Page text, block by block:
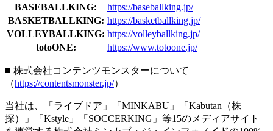
BASEBALLKING:
https://baseballking.jp/
BASKETBALLKING: https://basketballking.jp/
VOLLEYBALLKING: https://volleyballking.jp/
totoONE:
https://www.totoone.jp/
■ 株式会社コンテンツモンスターについて
（https://contentsmonster.jp/）
当社は、「ライブドア」「MINKABU」「Kabutan（株
探）」「Kstyle」「SOCCERKING」等15のメディアサイト